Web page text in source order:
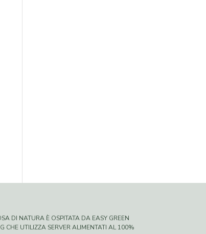
DI NATURA È OSPITATA DA EASY GREEN
CHE UTILIZZA SERVER ALIMENTATI AL 100%